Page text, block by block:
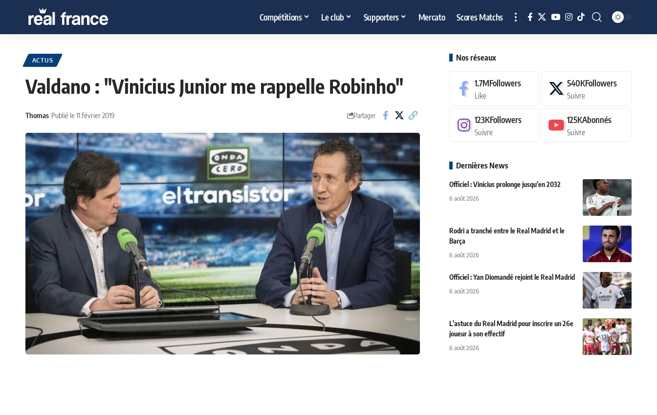
Compétitions Le club Supporters Mercato Scores Matchs
ACTUS
Valdano : "Vinicius Junior me rappelle Robinho"
Thomas Publié le 11 février 2019 Partager
Nos réseaux
1.7MFollowers
Like
540KFollowers
Suivre
123KFollowers
Suivre
125KAbonnés
Suivre
Dernières News
Officiel : Vinicius prolonge jusqu'en 2032
6 août 2026
Rodri a tranché entre le Real Madrid et le
Barça
6 août 2026
Officiel : Yan Diomandé rejoint le Real Madrid
6 août 2026
L'astuce du Real Madrid pour inscrire un 26e
joueur à son effectif
6 août 2026